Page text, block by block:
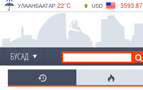
22°C
УЛААНБААТАР
24°C
ДАРХАН
19°C
ЭРДЭНЭТ
USD 3593.87
4141.04
БУСАД